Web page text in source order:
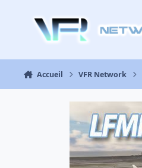
Accueil VFR Network